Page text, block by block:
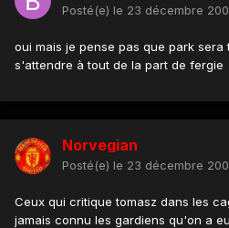
Posté(e) le 23 décembre
oui mais je pense pas que park sera
s'attendre à tout de la part de fergie
Norvegian
Posté(e) le 23 décembre
Ceux qui critique tomasz dans les
jamais connu les gardiens qu'on a